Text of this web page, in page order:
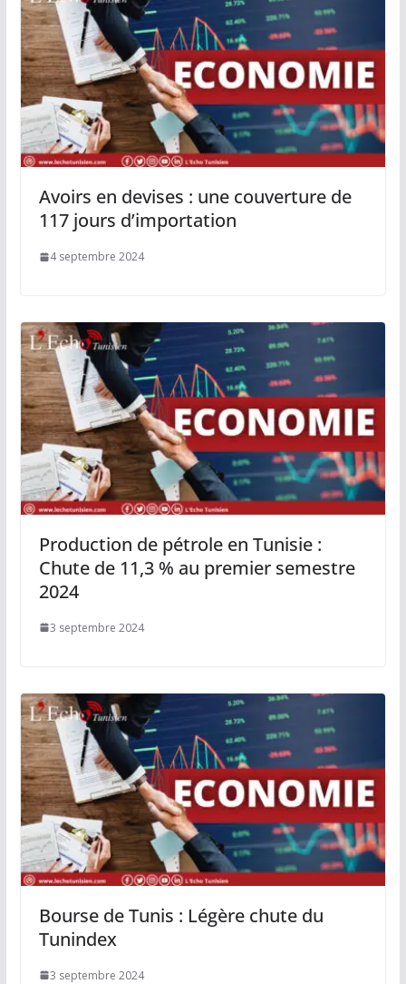
Avoirs en devises : une couverture de
117 jours d’importation
4 septembre 2024
Production de pétrole en Tunisie :
Chute de 11,3 % au premier semestre
2024
3 septembre 2024
Bourse de Tunis : Légère chute du
Tunindex
3 septembre 2024